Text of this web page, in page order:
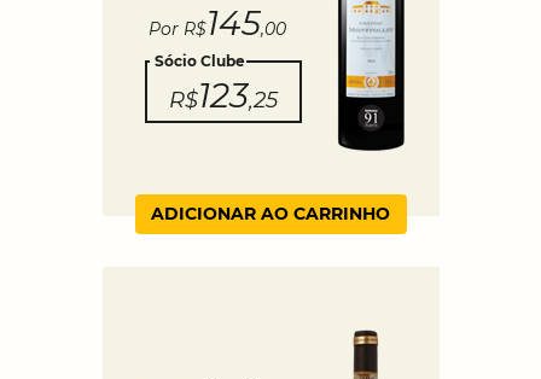
Por R$145,00
Sócio Clube
R$123,25
ADICIONAR AO CARRINHO